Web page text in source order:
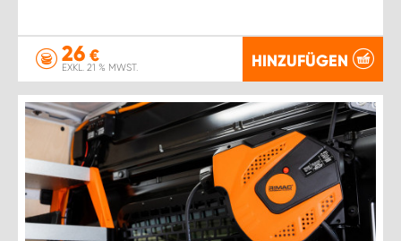
26 €
EXKL. 21 % MWST. HINZUFÜGEN